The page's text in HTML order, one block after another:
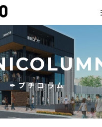
✒プチコラム